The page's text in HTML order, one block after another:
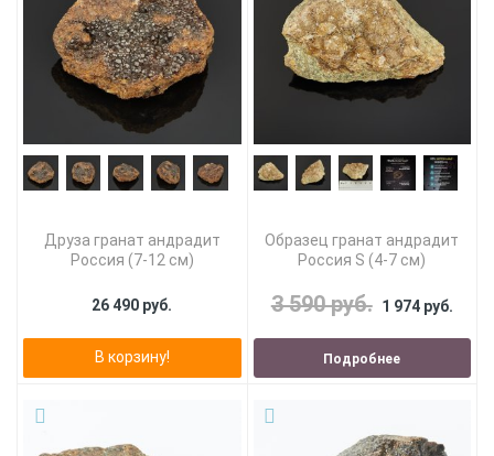
Друза гранат андрадит
Россия (7-12 см)
26 490 руб.
В корзину!
Образец гранат андрадит
Россия S (4-7 см)
3 590 руб. 1 974 руб.
Подробнее